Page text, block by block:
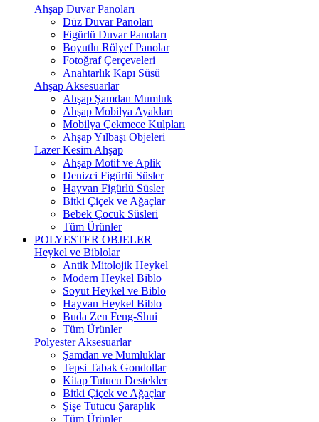
Ahşap Duvar Panoları
Düz Duvar Panoları
Figürlü Duvar Panoları
Boyutlu Rölyef Panolar
Fotoğraf Çerçeveleri
Anahtarlık Kapı Süsü
Ahşap Aksesuarlar
Ahşap Şamdan Mumluk
Ahşap Mobilya Ayakları
Mobilya Çekmece Kulpları
Ahşap Yılbaşı Objeleri
Lazer Kesim Ahşap
Ahşap Motif ve Aplik
Denizci Figürlü Süsler
Hayvan Figürlü Süsler
Bitki Çiçek ve Ağaçlar
Bebek Çocuk Süsleri
Tüm Ürünler
POLYESTER OBJELER
Heykel ve Biblolar
Antik Mitolojik Heykel
Modern Heykel Biblo
Soyut Heykel ve Biblo
Hayvan Heykel Biblo
Buda Zen Feng-Shui
Tüm Ürünler
Polyester Aksesuarlar
Şamdan ve Mumluklar
Tepsi Tabak Gondollar
Kitap Tutucu Destekler
Bitki Çiçek ve Ağaçlar
Şişe Tutucu Şaraplık
Tüm Ürünler